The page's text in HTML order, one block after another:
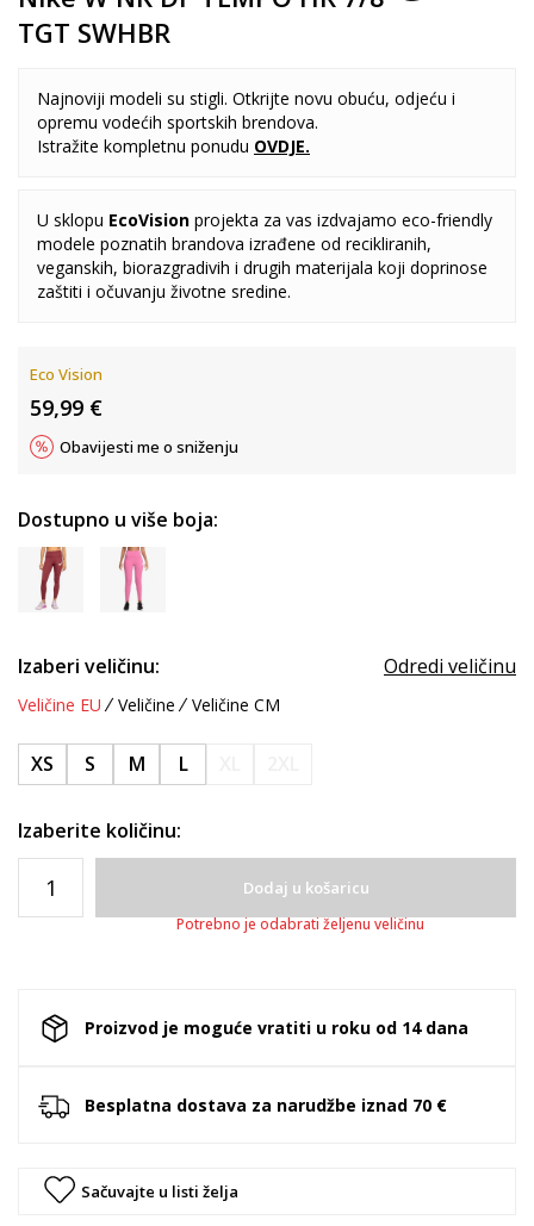
TGT SWHBR
Najnoviji modeli su stigli. Otkrijte novu obuću, odjeću i
opremu vodećih sportskih brendova.
Istražite kompletnu ponudu OVDJE.
U sklopu EcoVision projekta za vas izdvajamo eco-friendly
modele poznatih brandova izrađene od recikliranih,
veganskih, biorazgradivih i drugih materijala koji doprinose
zaštiti i očuvanju životne sredine.
Eco Vision
59,99 €
Obavijesti me o sniženju
Dostupno u više boja:
Izaberi veličinu: Odredi veličinu
Veličine EU Veličine Veličine CM
XS S M L
Izaberite količinu:
Dodaj u košaricu
Potrebno je odabrati željenu veličinu
Proizvod je moguće vratiti u roku od 14 dana
Besplatna dostava za narudžbe iznad 70 €
Sačuvajte u listi želja